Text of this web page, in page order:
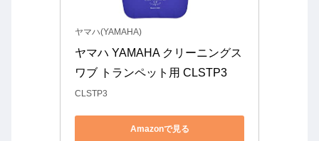
ヤマハ(YAMAHA)
ヤマハ YAMAHA クリーニングス
ワブ トランペット用 CLSTP3
CLSTP3
Amazonで見る